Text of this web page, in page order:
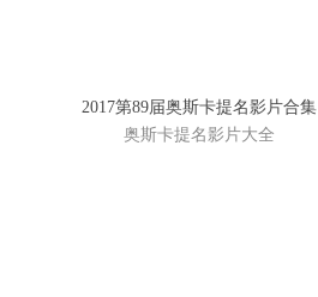
2017第89届奥斯卡提名影片合集
奥斯卡提名影片大全